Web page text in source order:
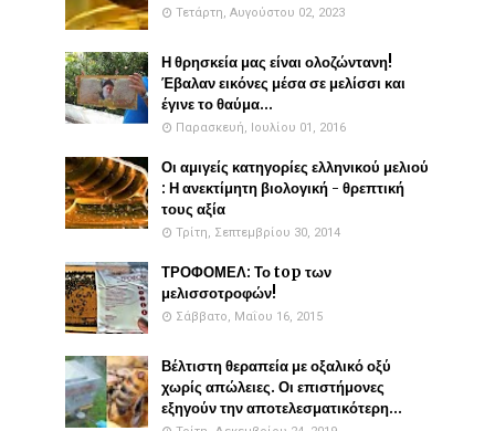
Τετάρτη, Αυγούστου 02, 2023
Η θρησκεία μας είναι ολοζώντανη!
Έβαλαν εικόνες μέσα σε μελίσσι και
έγινε το θαύμα...
Παρασκευή, Ιουλίου 01, 2016
Οι αμιγείς κατηγορίες ελληνικού μελιού
: Η ανεκτίμητη βιολογική - θρεπτική
τους αξία
Τρίτη, Σεπτεμβρίου 30, 2014
ΤΡΟΦΟΜΕΛ: Το top των
μελισσοτροφών!
Σάββατο, Μαΐου 16, 2015
Βέλτιστη θεραπεία με οξαλικό οξύ
χωρίς απώλειες. Οι επιστήμονες
εξηγούν την αποτελεσματικότερη...